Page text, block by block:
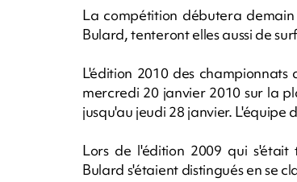
La compétition débutera demain
Bulard, tenteront elles aussi de
L'édition 2010 des
mercredi 20 janvier 2010 sur la
jusqu'au jeudi 28 janvier. L'équipe
Lors de l'édition 2009 qui
Bulard s'étaient distingués en se